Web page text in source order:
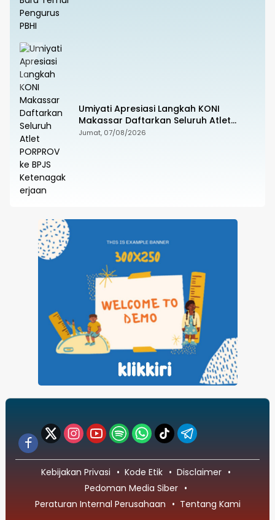
Umiyati Apresiasi Langkah KONI
Makassar Daftarkan Seluruh Atlet
PORPROV ke BPJS Ketenagakerjaan
Jumat, 07/08/2026
Kebijakan Privasi Kode Etik
Disclaimer
Pedoman Media Siber
Peraturan Internal Perusahaan
Tentang Kami